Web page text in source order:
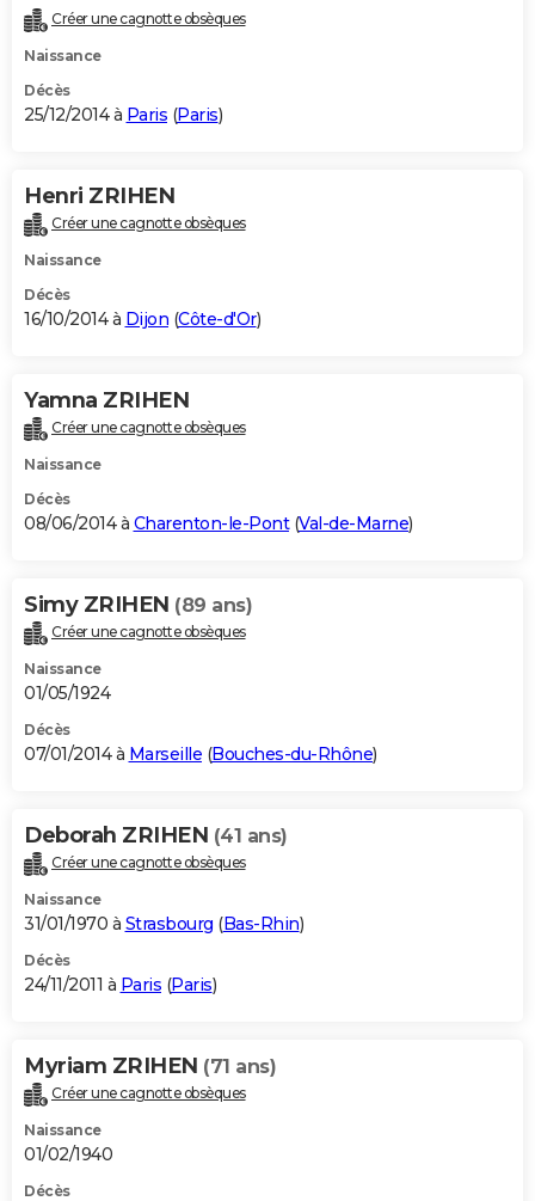
Créer une cagnotte obsèques
Naissance
Décès
25/12/2014 à Paris (Paris)
Henri ZRIHEN
Créer une cagnotte obsèques
Naissance
Décès
16/10/2014 à Dijon (Côte-d'Or)
Yamna ZRIHEN
Créer une cagnotte obsèques
Naissance
Décès
08/06/2014 à Charenton-le-Pont(Val-de-Marne)
Simy ZRIHEN (89 ans)
Créer une cagnotte obsèques
Naissance
01/05/1924
Décès
07/01/2014 à Marseille (Bouches-du-Rhône)
Deborah ZRIHEN (41 ans)
Créer une cagnotte obsèques
Naissance
31/01/1970 à Strasbourg (Bas-Rhin)
Décès
24/11/2011 à Paris (Paris)
Myriam ZRIHEN (71 ans)
Créer une cagnotte obsèques
Naissance
01/02/1940
Décès